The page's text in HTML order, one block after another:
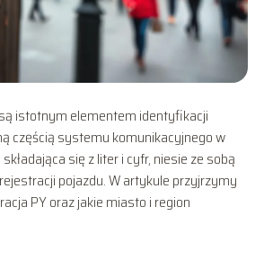
istotnym elementem identyfikacji
częścią systemu komunikacyjnego w
się z liter i cyfr, niesie ze sobą
pojazdu. W artykule przyjrzymy
PY oraz jakie miasto i region